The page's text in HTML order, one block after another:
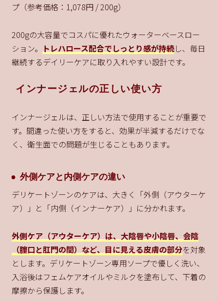
プ（参考価格：1,078円 / 200g）
200gの大容量でコスパに優れたウォーターベースロー
ション。 トレハロース配合でしっとり感が持続し、毎日
継続するデイリーケアに取り入れやすい設計です。
インナージェルの正しい使い方
インナージェルは、正しい方法で使用することが重要で
す。間違った使い方をすると、効果が半減するだけでな
く、衛生面での問題が生じることもあります。
外側ケアと内側ケアの違い
デリケートゾーンのケアは、大きく「外側（アウターケ
ア）」と「内側（インナーケア）」に分かれます。
外側ケア（アウターケア）は、大陰唇や小陰唇、会陰
（腟口と肛門の間）など、目に見える皮膚の部分を対象
とします。デリケートゾーン専用ソープで優しく洗い、
入浴後はフェムケアオイルやミルクを塗布して、下着の
摩擦から保護します。